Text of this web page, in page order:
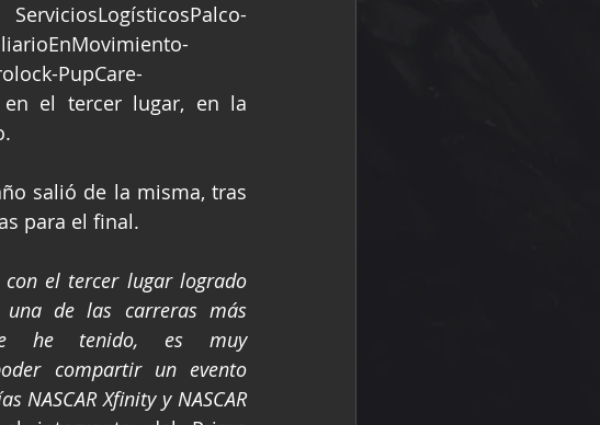
PupCare-
en el tercer lugar, en la
salió de la misma, tras
para el final.
con el tercer lugar logrado
una de las carreras más
he tenido, es muy
compartir un evento
NASCAR Xfinity y NASCAR